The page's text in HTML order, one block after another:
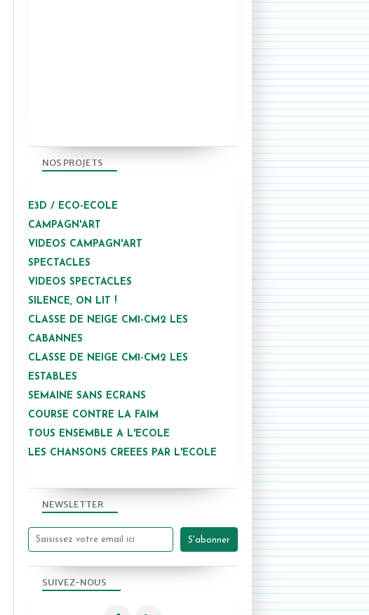
NEWSLETTER
SUIVEZ-NOUS
NOS PROJETS
E3D / ECO-ECOLE
CAMPAGN'ART
VIDEOS CAMPAGN'ART
SPECTACLES
VIDEOS SPECTACLES
SILENCE, ON LIT !
CLASSE DE NEIGE CM1-CM2 LES
CABANNES
CLASSE DE NEIGE CM1-CM2 LES
ESTABLES
SEMAINE SANS ECRANS
COURSE CONTRE LA FAIM
TOUS ENSEMBLE A L'ECOLE
LES CHANSONS CREEES PAR L'ECOLE